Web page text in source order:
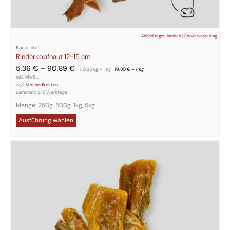
Abbildungen ähnlich | Serviervorschlag
Kauartikel
Rinderkopfhaut 12-15 cm
5,36 € – 90,89 € / 0,25kg– 1 kg 19,80€– /kg
inkl. MwSt.
zzgl.Versandkosten
Lieferzeit:3-5 Werktage
Menge: 250g, 500g, 1kg, 5kg
Ausführung wählen